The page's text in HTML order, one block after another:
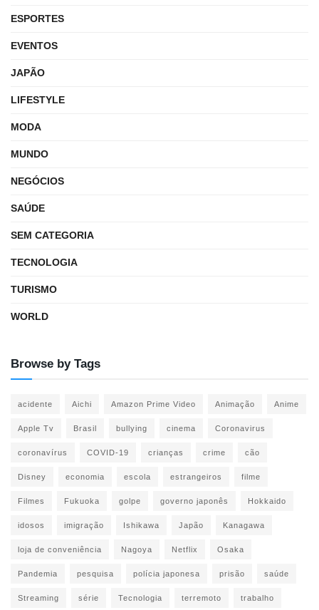
ESPORTES
EVENTOS
JAPÃO
LIFESTYLE
MODA
MUNDO
NEGÓCIOS
SAÚDE
SEM CATEGORIA
TECNOLOGIA
TURISMO
WORLD
Browse by Tags
acidente Aichi Amazon Prime Video Animação Anime
Apple Tv Brasil bullying cinema Coronavirus
coronavírus COVID-19 crianças crime cão
Disney economia escola estrangeiros filme
Filmes Fukuoka golpe governo japonês Hokkaido
idosos imigração Ishikawa Japão Kanagawa
loja de conveniência Nagoya Netflix Osaka
Pandemia pesquisa polícia japonesa prisão saúde
Streaming série Tecnologia terremoto trabalho